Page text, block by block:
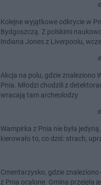
Kolejne wyjątkowe odkrycie w
Bydgoszczą. Z polskimi
Indiana Jones z Liverpoolu,
Akcja na polu, gdzie znaleziono
Pnia. Młodzi chodzili z
wracają tam archeolodzy
Wampirka z Pnia nie była
kierowało to, co dziś: strach,
Cmentarzysko, gdzie
z Pnia ocalone. Gmina przejęła